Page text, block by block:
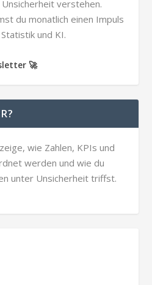
verstehen.
du monatlich einen Impuls
und KI.
🚀
wie Zahlen, KPIs und
werden und wie du
unter Unsicherheit triffst.